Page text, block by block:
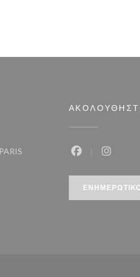
((ανοίγει σε νέο παράθυρο))